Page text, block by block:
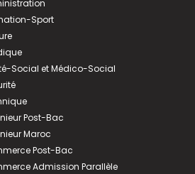
Sport
Social et Médico-Social
Post-Bac
Maroc
Post-Bac
Admission Parallèle